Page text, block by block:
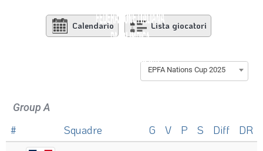
Calendario Lista giocatori
EPFA Nations Cup 2025
Group A
# Squadre G V P S Diff DR